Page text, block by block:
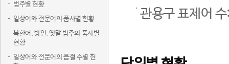
범주별 현황
일상어와 전문어의 품사별 현황
북한어, 방언, 옛말 범주의 품사별
현황
일상어와 전문어의 음절 수별 현
관용구 표제어